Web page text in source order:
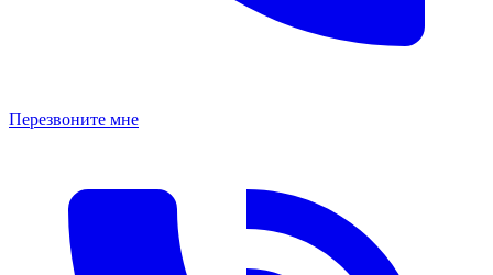
Перезвоните мне